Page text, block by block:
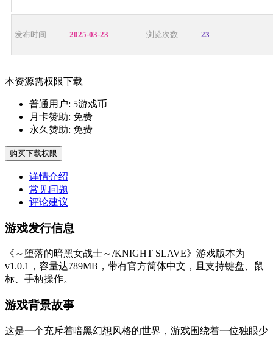
发布时间: 2025-03-23 浏览次数: 23
本资源需权限下载
普通用户: 5游戏币
月卡赞助: 免费
永久赞助: 免费
购买下载权限
详情介绍
常见问题
评论建议
游戏发行信息
《～堕落的暗黑女战士～/KNIGHT SLAVE》游戏版本为
v1.0.1，容量达789MB，带有官方简体中文，且支持键盘、鼠
标、手柄操作。
游戏背景故事
这是一个充斥着暗黑幻想风格的世界，游戏围绕着一位独眼少